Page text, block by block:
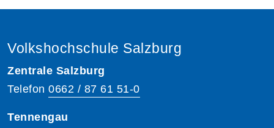
Volkshochschule Salzburg
Zentrale Salzburg
Telefon 0662 / 87 61 51-0
Tennengau